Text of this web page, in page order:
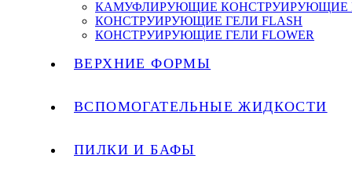
КАМУФЛИРУЮЩИЕ КОНСТРУИРУЮЩИЕ
КОНСТРУИРУЮЩИЕ ГЕЛИ FLASH
КОНСТРУИРУЮЩИЕ ГЕЛИ FLOWER
ВЕРХНИЕ ФОРМЫ
ВСПОМОГАТЕЛЬНЫЕ ЖИДКОСТИ
ПИЛКИ И БАФЫ